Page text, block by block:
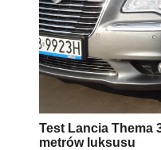
Test Lancia Thema
metrów luksusu